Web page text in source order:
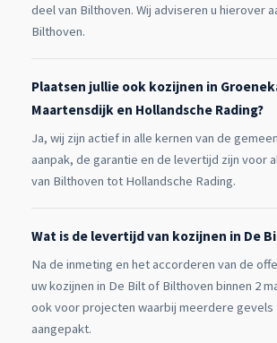
deel van Bilthoven. Wij adviseren u hierover
Bilthoven.
Plaatsen jullie ook kozijnen in
Maartensdijk en Hollandsche Rading?
Ja, wij zijn actief in alle kernen van de
aanpak, de garantie en de levertijd zijn voor
van Bilthoven tot Hollandsche Rading.
Wat is de levertijd van kozijnen in De
Na de inmeting en het accorderen van de
uw kozijnen in De Bilt of Bilthoven binnen 2
ook voor projecten waarbij meerdere
aangepakt.